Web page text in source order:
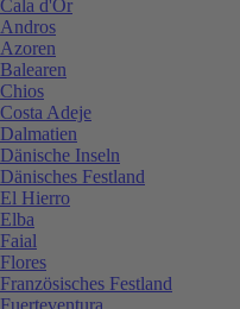
Cala d'Or
Andros
Azoren
Balearen
Chios
Costa Adeje
Dalmatien
Dänische Inseln
Dänisches Festland
El Hierro
Elba
Faial
Flores
Französisches Festland
Fuerteventura